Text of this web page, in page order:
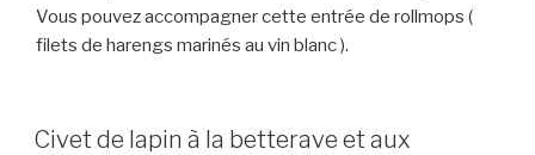
Vous pouvez accompagner cette entrée de rollmops (
filets de harengs marinés au vin blanc ).
Civet de lapin à la betterave et aux